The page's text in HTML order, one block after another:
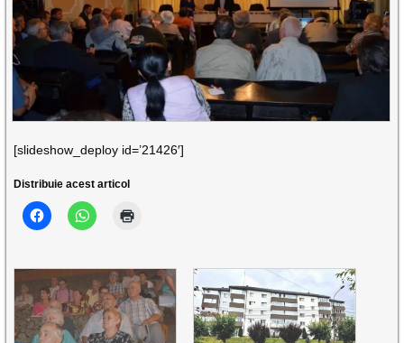
[slideshow_deploy id=’21426′]
Distribuie acest articol